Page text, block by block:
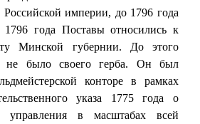
Российской империи, до 1796 года
года Поставы относились к
Минской губернии. До этого
не было своего герба. Он был
конторе в рамках
указа 1775 года о
управления в масштабах всей